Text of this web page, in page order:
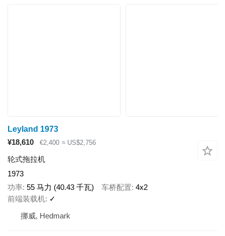
Leyland 1973
¥18,610
€2,400 ≈ US$2,756
轮式拖拉机
1973
功率 55 马力 (40.43 千瓦) 车桥配置 4x2
前端装载机 ✓
挪威, Hedmark